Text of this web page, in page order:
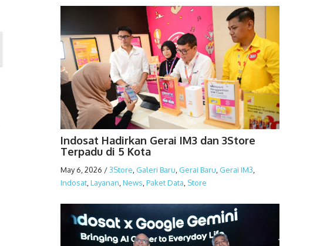
Indosat Hadirkan Gerai IM3 dan 3Store
Terpadu di 5 Kota
May 6, 2026 /3Store, Galeri Baru, Gerai Baru, Gerai IM3,
Indosat,Layanan,News,Paket Data, Store